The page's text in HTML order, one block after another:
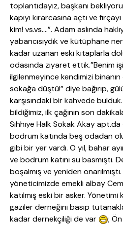
toplantıdayız, başkanı
kapıyı kırarcasına açtı ve
kim! vs.vs….”. Adam aslında
yabancısıydık ve kütüphane
kadar uzanan eski kitaplarla
odasında ziyaret ettik.”Benim
ilgilenmeyince kendimizi binanın
sokağa düştü!” diye bağırıp,
karşısındaki bir kahvede
bildiğimiz, ilk çağının son
Sıhhıye Halk Sokak Akay
bodrum katında beş odadan
gibi bir yer vardı. O yıl, bahar
ve bodrum katını su basmıştı.
boşalmış ve yeniden
yöneticimizde emekli albay
katılmış eski bir asker.
gaziler derneğini basıp
kadar dernekçiliği de var
;